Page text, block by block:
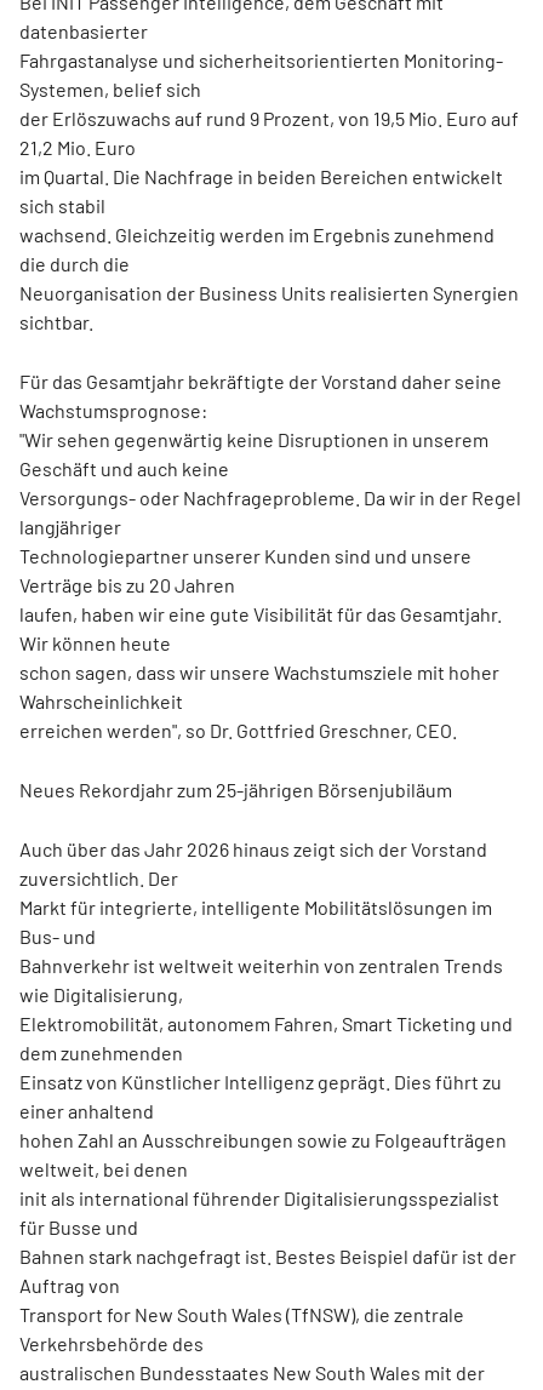
datenbasierter
Fahrgastanalyse und sicherheitsorientierten Monitoring-
Systemen, belief sich
der Erlöszuwachs auf rund 9 Prozent, von 19,5 Mio. Euro auf
21,2 Mio. Euro
im Quartal. Die Nachfrage in beiden Bereichen entwickelt
sich stabil
wachsend. Gleichzeitig werden im Ergebnis zunehmend
die durch die
Neuorganisation der Business Units realisierten Synergien
sichtbar.
Für das Gesamtjahr bekräftigte der Vorstand daher seine
Wachstumsprognose:
"Wir sehen gegenwärtig keine Disruptionen in unserem
Geschäft und auch keine
Versorgungs- oder Nachfrageprobleme. Da wir in der Regel
langjähriger
Technologiepartner unserer Kunden sind und unsere
Verträge bis zu 20 Jahren
laufen, haben wir eine gute Visibilität für das Gesamtjahr.
Wir können heute
schon sagen, dass wir unsere Wachstumsziele mit hoher
Wahrscheinlichkeit
erreichen werden", so Dr. Gottfried Greschner, CEO.
Neues Rekordjahr zum 25-jährigen Börsenjubiläum
Auch über das Jahr 2026 hinaus zeigt sich der Vorstand
zuversichtlich. Der
Markt für integrierte, intelligente Mobilitätslösungen im
Bus- und
Bahnverkehr ist weltweit weiterhin von zentralen Trends
wie Digitalisierung,
Elektromobilität, autonomem Fahren, Smart Ticketing und
dem zunehmenden
Einsatz von Künstlicher Intelligenz geprägt. Dies führt zu
einer anhaltend
hohen Zahl an Ausschreibungen sowie zu Folgeaufträgen
weltweit, bei denen
init als international führender Digitalisierungsspezialist
für Busse und
Bahnen stark nachgefragt ist. Bestes Beispiel dafür ist der
Auftrag von
Transport for New South Wales (TfNSW), die zentrale
Verkehrsbehörde des
australischen Bundesstaates New South Wales mit der